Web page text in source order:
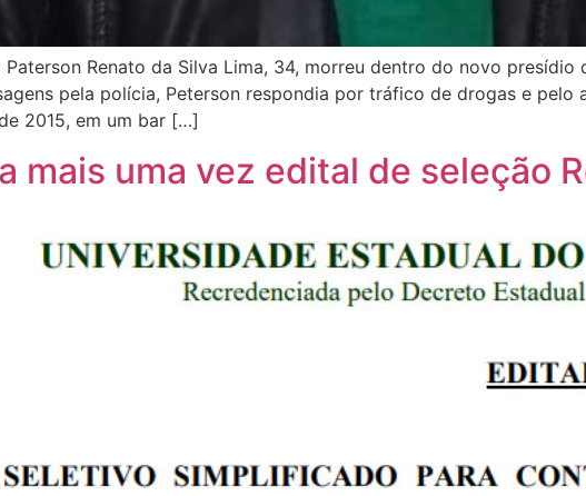
Renato da Silva Lima, 34, morreu dentro do novo
pela polícia, Peterson respondia por tráfico de drogas e pelo
2015, em um bar […]
mais uma vez edital de seleção